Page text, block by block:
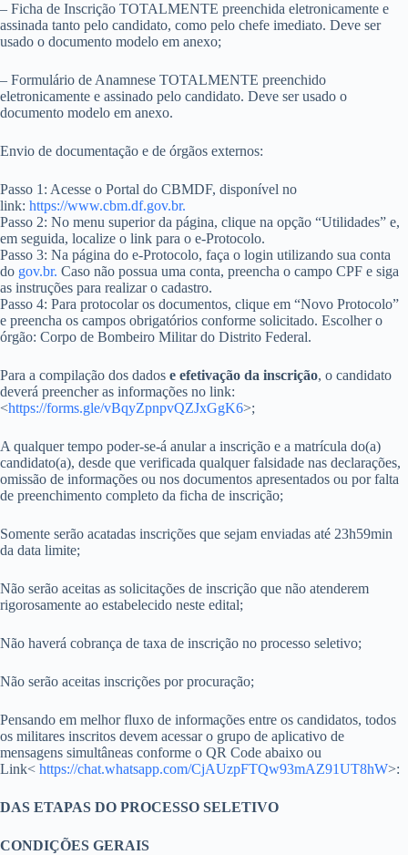
– Ficha de Inscrição TOTALMENTE preenchida eletronicamente e
assinada tanto pelo candidato, como pelo chefe imediato. Deve ser
usado o documento modelo em anexo;
– Formulário de Anamnese TOTALMENTE preenchido
eletronicamente e assinado pelo candidato. Deve ser usado o
documento modelo em anexo.
Envio de documentação e de órgãos externos:
Passo 1: Acesse o Portal do CBMDF, disponível no
link: https://www.cbm.df.gov.br.
Passo 2: No menu superior da página, clique na opção “Utilidades” e,
em seguida, localize o link para o e-Protocolo.
Passo 3: Na página do e-Protocolo, faça o login utilizando sua conta
do gov.br. Caso não possua uma conta, preencha o campo CPF e siga
as instruções para realizar o cadastro.
Passo 4: Para protocolar os documentos, clique em “Novo Protocolo”
e preencha os campos obrigatórios conforme solicitado. Escolher o
órgão: Corpo de Bombeiro Militar do Distrito Federal.
Para a compilação dos dados e efetivação da inscrição, o candidato
deverá preencher as informações no link:
<https://forms.gle/vBqyZpnpvQZJxGgK6>;
A qualquer tempo poder-se-á anular a inscrição e a matrícula do(a)
candidato(a), desde que verificada qualquer falsidade nas declarações,
omissão de informações ou nos documentos apresentados ou por falta
de preenchimento completo da ficha de inscrição;
Somente serão acatadas inscrições que sejam enviadas até 23h59min
da data limite;
Não serão aceitas as solicitações de inscrição que não atenderem
rigorosamente ao estabelecido neste edital;
Não haverá cobrança de taxa de inscrição no processo seletivo;
Não serão aceitas inscrições por procuração;
Pensando em melhor fluxo de informações entre os candidatos, todos
os militares inscritos devem acessar o grupo de aplicativo de
mensagens simultâneas conforme o QR Code abaixo ou
Link< https://chat.whatsapp.com/CjAUzpFTQw93mAZ91UT8hW>:
DAS ETAPAS DO PROCESSO SELETIVO
CONDIÇÕES GERAIS